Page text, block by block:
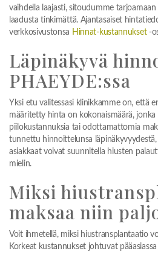
vaihdella laajasti, sitoudumme
laadusta tinkimättä. Ajantasaiset
verkkosivustonsa Hinnat-kustannukset-
Läpinäkyvä
PHAEYDE:ssa
Yksi etu valitessasi klinikkamme on, että
määritetty hinta on kokonaismäärä, jonka
piilokustannuksia tai odottamattomia
tunnettu hinnoittelunsa
asiakkaat voivat suunnitella hiusten
mielin.
Miksi
maksaa niin
Voit ihmetellä, miksi hiustransplantaatio
Korkeat kustannukset johtuvat